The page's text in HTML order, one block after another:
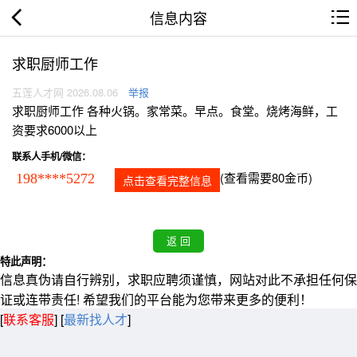
信息内容
求职厨师工作
五莲人才网 2026.08.06 举报
求职厨师工作 各种火锅。家常菜。早点。食堂。烧烤海鲜，工
资要求6000以上
联系人手机/微信：
198****5272 点击查看完整信息 (查看需要80金币)
特此声明：
信息真伪请自行辨别，求职应聘须谨慎，网站对此不承担任何保
证或连带责任! 希望我们的平台能为您带来更多的便利！
[联系客服] [最新找人才]